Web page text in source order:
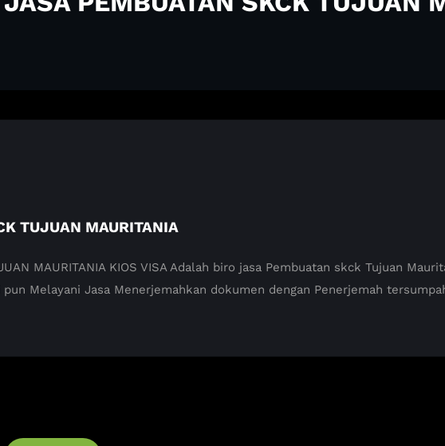
TUJUAN MAURITANIA
MAURITANIA KIOS VISA Adalah biro jasa Pembuatan skck Tujuan
pun Melayani Jasa Menerjemahkan dokumen dengan Penerjemah